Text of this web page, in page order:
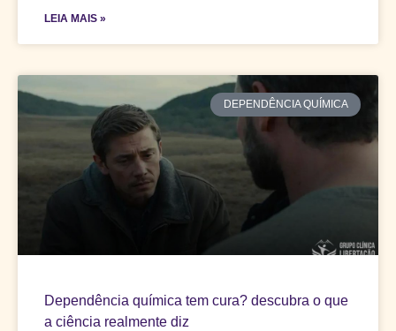
LEIA MAIS »
DEPENDÊNCIA QUÍMICA
Dependência química tem cura? descubra o que
a ciência realmente diz